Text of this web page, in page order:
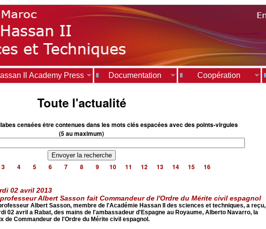
II Academy Press Documentation Coopération
Toute l'actualité
censées être contenues dans les mots clés espacées avec des points-virgules
(5 au maximum)
3 4 5 6 7 8 9 10 11 12 13 14 15 16
02 avril 2013
Albert Sasson fait Commandeur de l'Ordre du Mérite civil espagnol
Albert Sasson, membre de l'Académie Hassan II des sciences et techniques, a reçu,
02 avril a Rabat, des mains de l'ambassadeur d'Espagne au Royaume, Alberto Navarro, la
de Commandeur de l'Ordre du Mérite civil espagnol.